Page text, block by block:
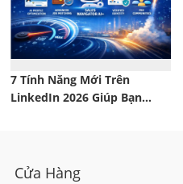
7 Tính Năng Mới Trên
LinkedIn 2026 Giúp Bạn
Cửa Hàng